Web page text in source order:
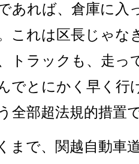
あれば、倉庫に入
これは区長じゃな
トラックも、走っ
でとにかく早く行
全部超法規的措置
まで、関越自動車